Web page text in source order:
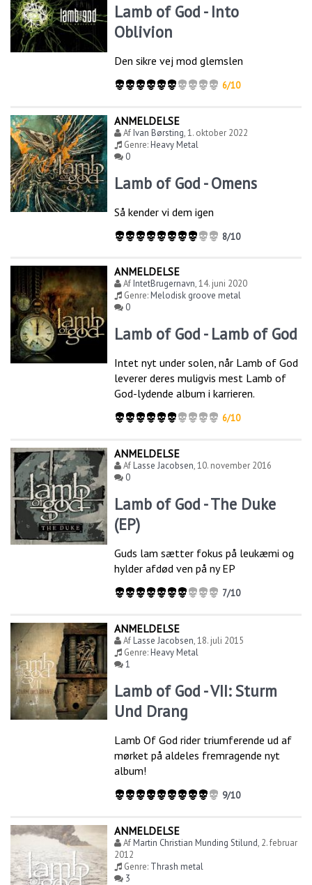
Lamb of God - Into
Oblivion
Den sikre vej mod glemslen
6/10
ANMELDELSE
AfIvan Børsting,1. oktober 2022
Genre:Heavy Metal
0
Lamb of God - Omens
Så kender vi dem igen
8/10
ANMELDELSE
AfIntetBrugernavn,14. juni 2020
Genre:Melodisk groove metal
0
Lamb of God - Lamb of God
Intet nyt under solen, når Lamb of God
leverer deres muligvis mest Lamb of
God-lydende album i karrieren.
6/10
ANMELDELSE
AfLasse Jacobsen,10. november 2016
0
Lamb of God - The Duke
(EP)
Guds lam sætter fokus på leukæmi og
hylder afdød ven på ny EP
7/10
ANMELDELSE
AfLasse Jacobsen,18. juli 2015
Genre:Heavy Metal
1
Lamb of God - VII: Sturm
Und Drang
Lamb Of God rider triumferende ud af
mørket på aldeles fremragende nyt
album!
9/10
ANMELDELSE
AfMartin Christian Munding Stilund, 2. februar
2012
Genre: Thrash metal
3